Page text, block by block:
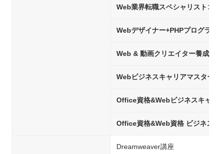
Web業界転職スペシャリストコ
Webデザイナー+PHPプログラマ
Web & 動画クリエイター養成コ
Webビジネスキャリアマスター
Office資格&Webビジネスキャリ
Office資格&Web資格 ビジネス
Dreamweaver講座